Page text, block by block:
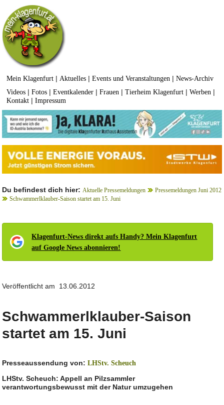
Mein Klagenfurt | Aktuelles |Events und Veranstaltungen |News-Archiv
Videos |Fotos |Eventkalender |Frauen |Tierheim Klagenfurt |Werben |
Kontakt |Impressum
Du befindest dich hier: Aktuelle Pressemeldungen
Pressemeldungen Juni 2012
Schwammerlklauber-Saison startet am 15. Juni
Klagenfurt-News direkt aufs Handy? Mein Klagenfurt
auf Google News abonnieren!
Veröffentlicht am 13.06.2012
Schwammerlklauber-Saison
startet am 15. Juni
Presseaussendung von:LHStv. Scheuch
LHStv. Scheuch: Appell an Pilzsammler
verantwortungsbewusst mit der Natur umzugehen